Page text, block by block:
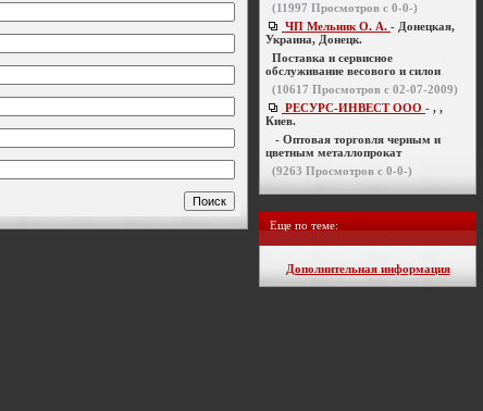
(11997 Просмотров с 0-0-)
ЧП Мельник О. А. - Донецкая,
Украина, Донецк.
Поставка и сервисное
обслуживание весового и силои
(10617 Просмотров с 02-07-2009)
РЕСУРС-ИНВЕСТ ООО - , ,
Киев.
- Оптовая торговля черным и
цветным металлопрокат
(9263 Просмотров с 0-0-)
Еще по теме:
Дополнительная информация